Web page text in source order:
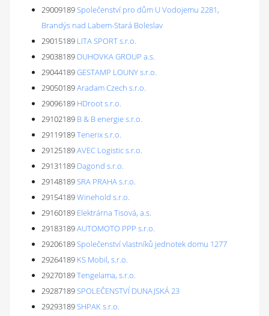
29009189Společenství pro dům U Vodojemu 2281,
Brandýs nad Labem-Stará Boleslav
29015189 LITA SPORT s.r.o.
29038189 DUHOVKA GROUP a.s.
29044189GESTAMP LOUNY s.r.o.
29050189Aradam Czech s.r.o.
29096189 HDroot s.r.o.
29102189 B & B energie s.r.o.
29119189Tenerix s.r.o.
29125189AVEC Logistic s.r.o.
29131189 Dagond s.r.o.
29148189SRA PRAHA s.r.o.
29154189Winehold s.r.o.
29160189 Elektrárna Tisová, a.s.
29183189AUTOMOTO PPP s.r.o.
29206189Společenství vlastníků jednotek domu 1277
29264189 KS Mobil, s.r.o.
29270189Tengelama, s.r.o.
29287189SPOLEČENSTVÍ DUNAJSKÁ 23
29293189SHPAK s.r.o.